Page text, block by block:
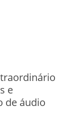
e
de áudio